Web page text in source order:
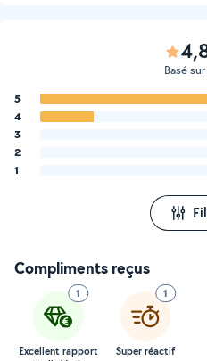
Basé
5
4
3
2
1
Compliments reçus
1
Excellent rapport
1
Super réactif